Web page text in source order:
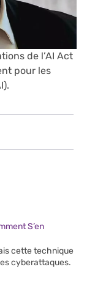
de l’AI Act
pour les
S’en
cette technique
cyberattaques.